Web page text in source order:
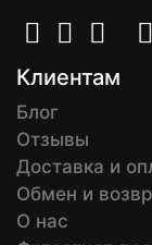
Клиентам
Блог
Отзывы
Доставка и
Обмен и
О нас